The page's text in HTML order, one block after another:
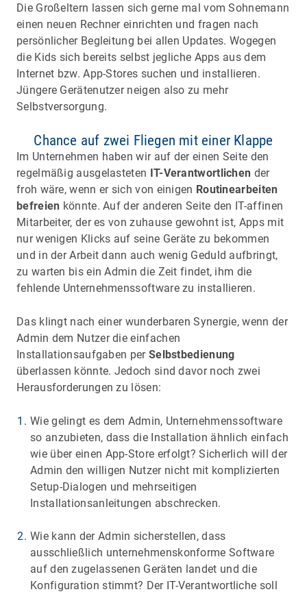
Die Großeltern lassen sich gerne mal vom Sohnemann
einen neuen Rechner einrichten und fragen nach
persönlicher Begleitung bei allen Updates. Wogegen
die Kids sich bereits selbst jegliche Apps aus dem
Internet bzw. App-Stores suchen und installieren.
Jüngere Gerätenutzer neigen also zu mehr
Selbstversorgung.
Chance auf zwei Fliegen mit einer Klappe
Im Unternehmen haben wir auf der einen Seite den
regelmäßig ausgelasteten IT-Verantwortlichen der
froh wäre, wenn er sich von einigen Routinearbeiten
befreien könnte. Auf der anderen Seite den IT-affinen
Mitarbeiter, der es von zuhause gewohnt ist, Apps mit
nur wenigen Klicks auf seine Geräte zu bekommen
und in der Arbeit dann auch wenig Geduld aufbringt,
zu warten bis ein Admin die Zeit findet, ihm die
fehlende Unternehmenssoftware zu installieren.
Das klingt nach einer wunderbaren Synergie, wenn der
Admin dem Nutzer die einfachen
Installationsaufgaben per Selbstbedienung
überlassen könnte. Jedoch sind davor noch zwei
Herausforderungen zu lösen:
Wie gelingt es dem Admin, Unternehmenssoftware
so anzubieten, dass die Installation ähnlich einfach
wie über einen App-Store erfolgt? Sicherlich will der
Admin den willigen Nutzer nicht mit komplizierten
Setup-Dialogen und mehrseitigen
Installationsanleitungen abschrecken.
Wie kann der Admin sicherstellen, dass
ausschließlich unternehmenskonforme Software
auf den zugelassenen Geräten landet und die
Konfiguration stimmt? Der IT-Verantwortliche soll